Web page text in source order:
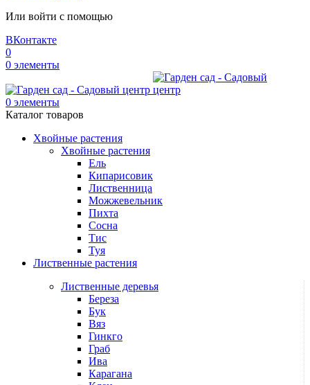
Или войти с помощью
ВКонтакте
0
0 элементы
0 элементы
Каталог товаров
Хвойные растения
Хвойные растения
Ель
Кипарисовик
Лиственница
Можжевельник
Пихта
Сосна
Тис
Туя
Лиственные растения
Лиственные деревья
Береза
Бук
Вяз
Гинкго
Граб
Ива
Карагана